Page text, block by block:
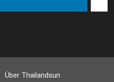
Über Thailandsun